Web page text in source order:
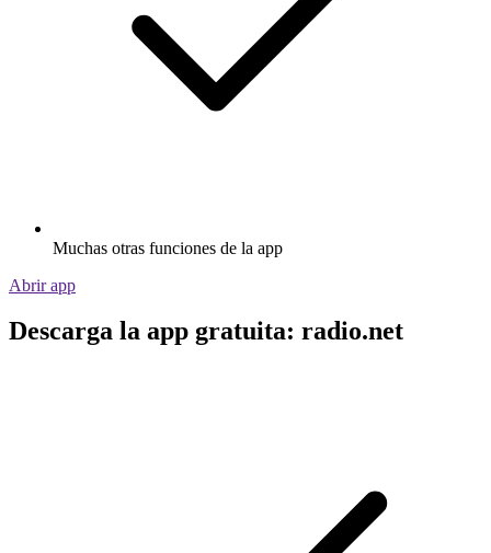
Muchas otras funciones de la app
Abrir app
Descarga la app gratuita: radio.net